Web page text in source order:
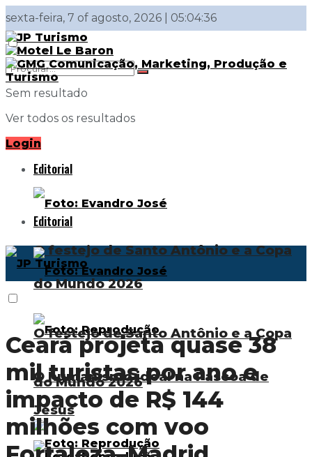
sexta-feira, 7 of agosto, 2026 | 05:04:36
Sem resultado
Ver todos os resultados
Login
Editorial
O festejo de Santo Antônio e a Copa
do Mundo 2026
O humanismo ideal na Páscoa de
Jesus
Editorial
O festejo de Santo Antônio e a Copa
do Mundo 2026
Ceará projeta quase 38
mil turistas por ano e
impacto de R$ 144
milhões com voo